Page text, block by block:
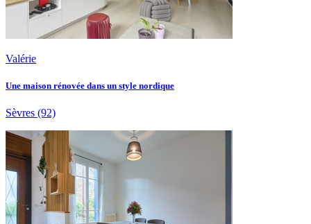
Valérie
Une maison rénovée dans un style nordique
Sèvres (92)